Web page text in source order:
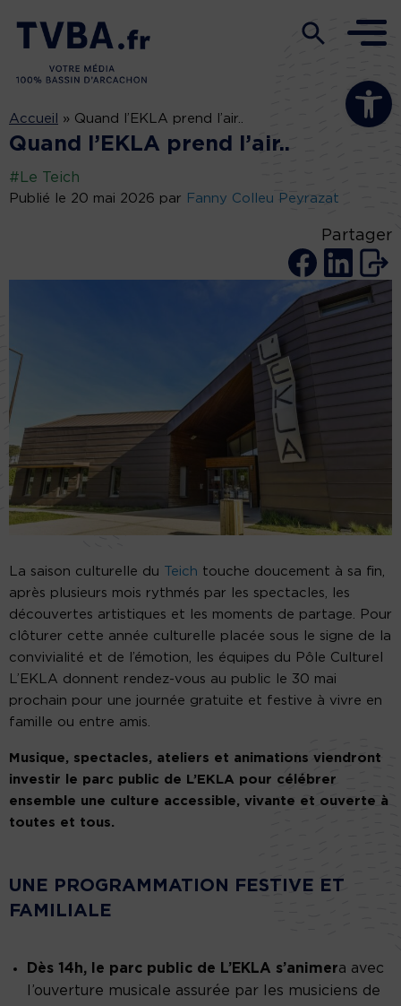
Ouvrir la
Accueil » Quand l’EKLA prend l’air..
Quand l’EKLA prend l’air..
#Le Teich
Publié le 20 mai 2026 par Fanny Colleu Peyrazat
Partager
La saison culturelle du Teich touche doucement à sa fin,
après plusieurs mois rythmés par les spectacles, les
découvertes artistiques et les moments de partage. Pour
clôturer cette année culturelle placée sous le signe de la
convivialité et de l’émotion, les équipes du Pôle Culturel
L’EKLA donnent rendez-vous au public le 30 mai
prochain pour une journée gratuite et festive à vivre en
famille ou entre amis.
Musique, spectacles, ateliers et animations viendront
investir le parc public de L’EKLA pour célébrer
ensemble une culture accessible, vivante et ouverte à
toutes et tous.
UNE PROGRAMMATION FESTIVE ET
FAMILIALE
Dès 14h, le parc public de L’EKLA s’animera avec
l’ouverture musicale assurée par les musiciens de